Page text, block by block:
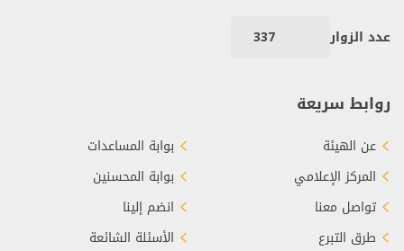
عدد الزوار 337
روابط سريعة
عن الهيئة
المركز الإعلامي
تواصل معنا
طرق التبرع
بوابة المساعدات
بوابة المحسنين
انضم إلينا
الأسئلة الشائعة